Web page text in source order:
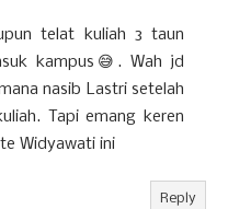
telat kuliah 3 taun
kampus😅. Wah jd
nasib Lastri setelah
Tapi emang keren
Widyawati ini
Reply